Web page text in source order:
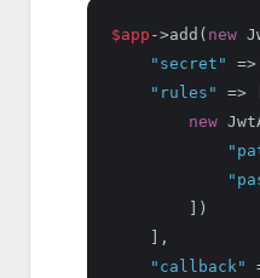
$app ->add( new
"secret"
=>
"rules"
=> [
new
        ])
    ],
"callback"